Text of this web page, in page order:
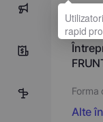
Forma
Alte